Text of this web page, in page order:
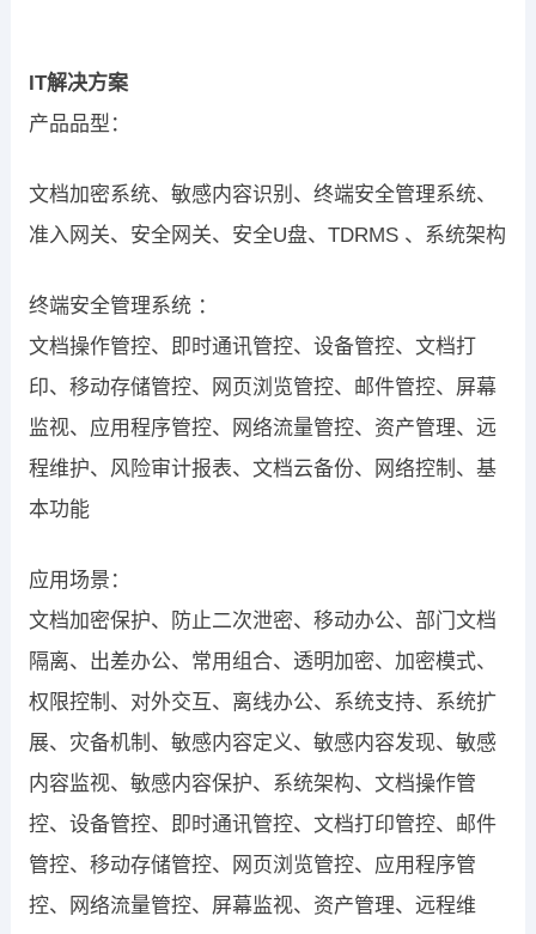
IT解决方案
产品品型：
文档加密系统、敏感内容识别、终端安全管理系统、
准入网关、安全网关、安全U盘、TDRMS 、系统架构
终端安全管理系统 ：
文档操作管控、即时通讯管控、设备管控、文档打
印、移动存储管控、网页浏览管控、邮件管控、屏幕
监视、应用程序管控、网络流量管控、资产管理、远
程维护、风险审计报表、文档云备份、网络控制、基
本功能
应用场景：
文档加密保护、防止二次泄密、移动办公、部门文档
隔离、出差办公、常用组合、透明加密、加密模式、
权限控制、对外交互、离线办公、系统支持、系统扩
展、灾备机制、敏感内容定义、敏感内容发现、敏感
内容监视、敏感内容保护、系统架构、文档操作管
控、设备管控、即时通讯管控、文档打印管控、邮件
管控、移动存储管控、网页浏览管控、应用程序管
控、网络流量管控、屏幕监视、资产管理、远程维